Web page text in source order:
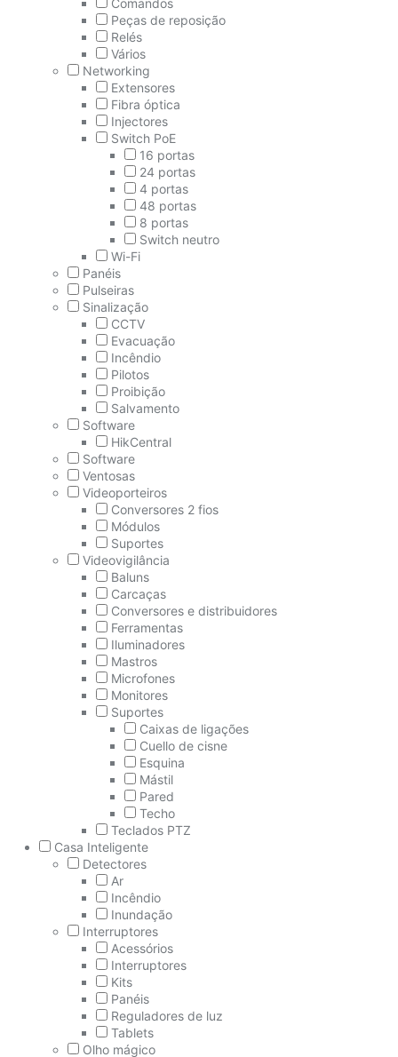
Comandos
Peças de reposição
Relés
Vários
Networking
Extensores
Fibra óptica
Injectores
Switch PoE
16 portas
24 portas
4 portas
48 portas
8 portas
Switch neutro
Wi-Fi
Panéis
Pulseiras
Sinalização
CCTV
Evacuação
Incêndio
Pilotos
Proibição
Salvamento
Software
HikCentral
Software
Ventosas
Videoporteiros
Conversores 2 fios
Módulos
Suportes
Videovigilância
Baluns
Carcaças
Conversores e distribuidores
Ferramentas
Iluminadores
Mastros
Microfones
Monitores
Suportes
Caixas de ligações
Cuello de cisne
Esquina
Mástil
Pared
Techo
Teclados PTZ
Casa Inteligente
Detectores
Ar
Incêndio
Inundação
Interruptores
Acessórios
Interruptores
Kits
Panéis
Reguladores de luz
Tablets
Olho mágico